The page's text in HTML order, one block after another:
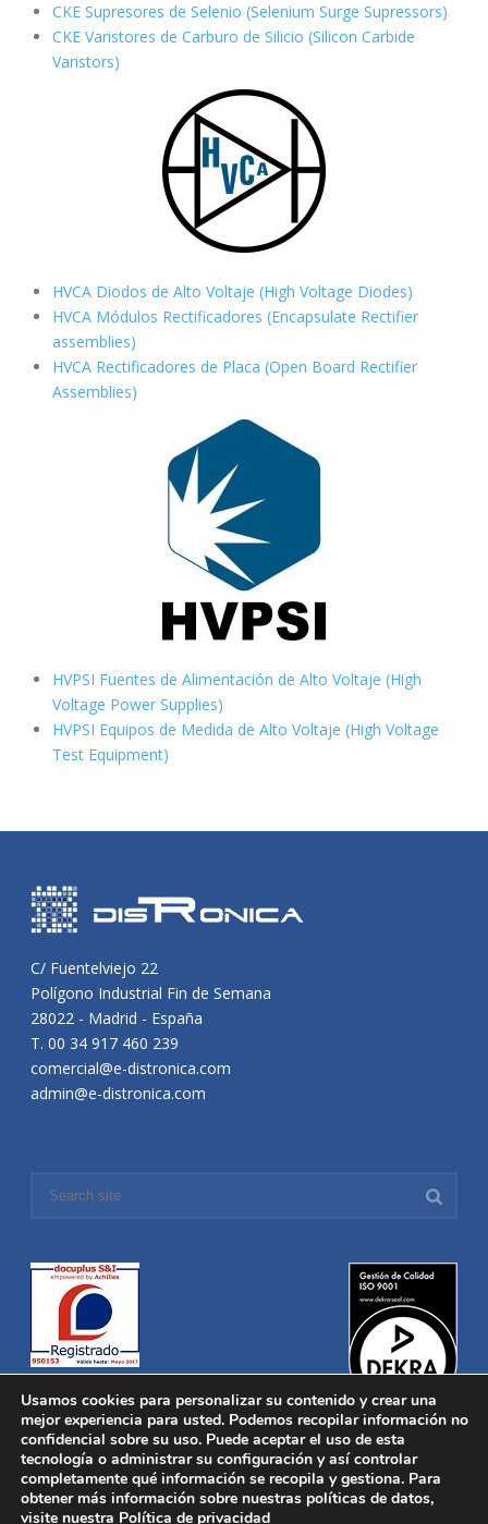
CKE Supresores de Selenio (Selenium Surge Supressors)
CKE Varistores de Carburo de Silicio (Silicon Carbide
Varistors)
HVCA Diodos de Alto Voltaje (High Voltage Diodes)
HVCA Módulos Rectificadores (Encapsulate Rectifier
assemblies)
HVCA Rectificadores de Placa (Open Board Rectifier
Assemblies)
HVPSI Fuentes de Alimentación de Alto Voltaje (High
Voltage Power Supplies)
HVPSI Equipos de Medida de Alto Voltaje (High Voltage
Test Equipment)
C/ Fuentelviejo 22
Polígono Industrial Fin de Semana
28022 - Madrid - España
T. 00 34 917 460 239
comercial@e-distronica.com
admin@e-distronica.com
Distronica © 2016 Todos los derechos reservados.Aviso legal
Política de privacidad|Política de Cookies
Desarrollado porNucleosoft
Usamos cookies para personalizar su contenido y crear una
mejor experiencia para usted. Podemos recopilar información no
confidencial sobre su uso. Puede aceptar el uso de esta
tecnología o administrar su configuración y así controlar
completamente qué información se recopila y gestiona. Para
obtener más información sobre nuestras políticas de datos,
visite nuestra Política de privacidad